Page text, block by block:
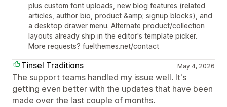
plus custom font uploads, new blog features (related
articles, author bio, product &amp; signup blocks), and
a desktop drawer menu. Alternate product/collection
layouts already ship in the editor's template picker.
More requests? fuelthemes.net/contact
Tinsel Traditions May 4, 2026
The support teams handled my issue well. It's
getting even better with the updates that have been
made over the last couple of months.